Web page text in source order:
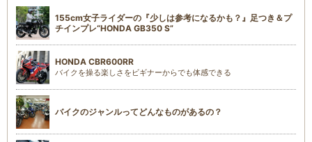
155cm女子ライダーの『少しは参考になるかも？』足つき＆プ
チインプレ“HONDA GB350 S”
HONDA CBR600RR
バイクを操る楽しさをビギナーからでも体感できる
バイクのジャンルってどんなものがあるの？